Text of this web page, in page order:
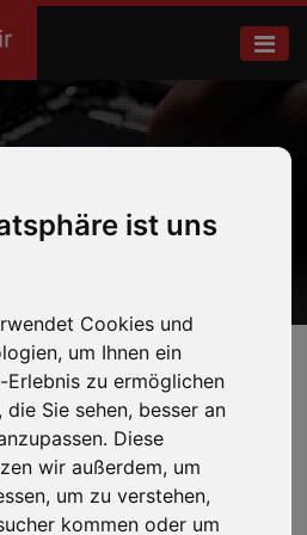
ist uns
Cookies und
um Ihnen ein
Erlebnis zu ermöglichen
die Sie sehen, besser an
Diese
wir außerdem, um
um zu verstehen,
kommen oder um
Samsung
IHR